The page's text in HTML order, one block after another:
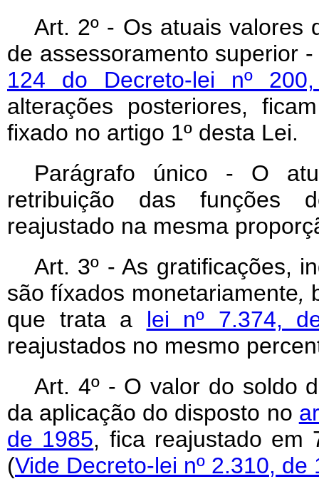
Art. 2º - Os atuais valores
de assessoramento superior
124 do Decreto-lei nº
alterações posteriores,
fixado no artigo 1º desta Lei.
Parágrafo único - O
retribuição das funções
reajustado na mesma
Art. 3º - As gratificações,
são fíxados monetariamente,
que trata a lei nº 7.374,
reajustados no mesmo
Art. 4º - O valor do soldo
da aplicação do disposto no
de 1985, fica reajustado
(Vide Decreto-lei nº 2.310, de